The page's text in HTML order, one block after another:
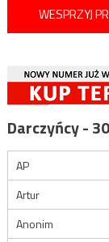
WESPRZYJ
Darczyńcy -
AP
Artur
Anonim